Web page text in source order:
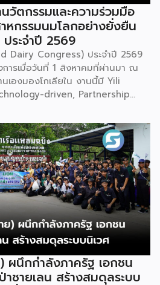
วัตกรรมและความร่วมมือ
หกรรมนมโลกอย่างยั่งยืน
ระจำปี 2569
Dairy Congress) ประจำปี 2569
การเมื่อวันที่ 1 สิงหาคมที่ผ่านมา ณ
องมองโกเลียใน งานนี้มี Yili
driven, Partnership
เทคโนโลยี มุ่งกระชับความร่วมมือ
นมโลกอย่างยั่งยืน) ถือเป็นเวทีระดับ
การค้านานาชาติ นักวิชาการ และผู้
ซ่คุณค่าของอุตสาหกรรมนมทั่วโลก
อุตสาหกรรมนมโลกอย่างเป็น
ชุม สหพันธ์วิทยาศาสตร์และ
าติ (IUFoST) ได้มอบป้ายประกาศ
เพื่อรับรองให้เมืองฮูฮอตดำรง
หรือเมืองหลวงแห่ง
ป็นทางการ ดร.ภาวิณี ชินะโชติ
าวในพิธีเปิดว่า การมอบตำแหน่งดัง
มสำเร็จที่สะท้อนความมุ่งมั่นทุ่มเท
ดับอุตสาหกรรมนม พร้อมกล่าวเสริม
ผนึกกำลังภาครัฐ เอกชน
ชายเลน สร้างสมดุลระบบ